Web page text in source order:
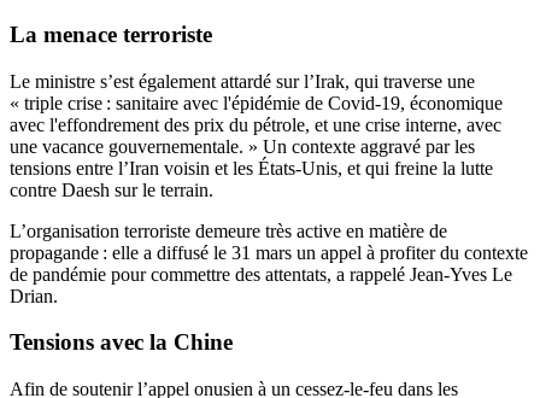
La menace terroriste
Le ministre s’est également attardé sur l’Irak, qui traverse une
« triple crise : sanitaire avec l'épidémie de Covid-19, économique
avec l'effondrement des prix du pétrole, et une crise interne, avec
une vacance gouvernementale. » Un contexte aggravé par les
tensions entre l’Iran voisin et les États-Unis, et qui freine la lutte
contre Daesh sur le terrain.
L’organisation terroriste demeure très active en matière de
propagande : elle a diffusé le 31 mars un appel à profiter du contexte
de pandémie pour commettre des attentats, a rappelé Jean-Yves Le
Drian.
Tensions avec la Chine
Afin de soutenir l’appel onusien à un cessez-le-feu dans les